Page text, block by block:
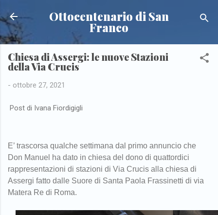
Passa ai contenuti principali
Ottocentenario di San
Franco
Chiesa di Assergi: le nuove Stazioni
della Via Crucis
- ottobre 27, 2021
Post di Ivana Fiordigigli
E’ trascorsa qualche settimana dal primo annuncio che
Don Manuel ha dato in chiesa del dono di quattordici
rappresentazioni di stazioni di Via Crucis alla chiesa di
Assergi fatto dalle Suore di Santa Paola Frassinetti di via
Matera Re di Roma.